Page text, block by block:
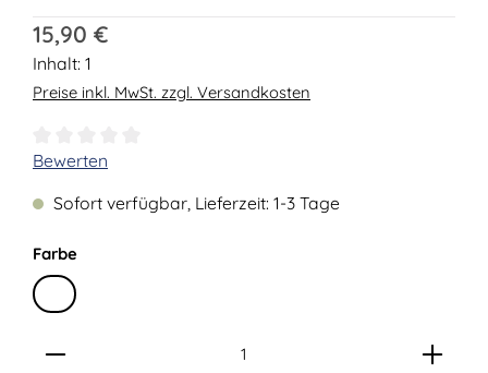
Regulärer Preis:
15,90 €
Inhalt: 1
Preise inkl. MwSt. zzgl. Versandkosten
Durchschnittliche Bewertung von 0 von 5 Sternen
Bewerten
Sofort verfügbar, Lieferzeit: 1-3 Tage
Farbeauswählen
Produkt Anzahl: Gib den gewünschten Wert ein